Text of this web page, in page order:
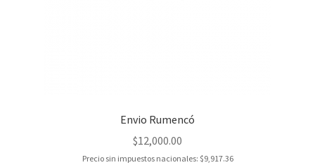
Envio Rumencó
$12,000.00
Precio sin impuestos nacionales: $9,917.36